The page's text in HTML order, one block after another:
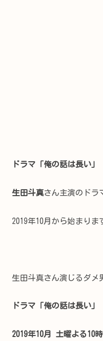
ドラマ「俺の話は長い」
生田斗真さん主演のドラ
2019年10月から始まりま
生田斗真さん演じるダメ
ドラマ「俺の話は長い」
2019年10月 土曜よる10